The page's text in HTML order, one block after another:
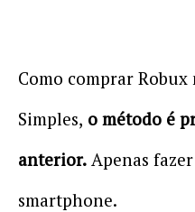
Como comprar
Simples, o método é
anterior. Apenas
smartphone.